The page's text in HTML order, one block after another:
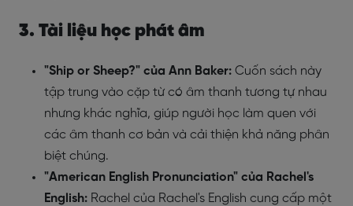
3. Tài liệu học phát âm
"Ship or Sheep?" của Ann Baker: Cuốn sách này
tập trung vào cặp từ có âm thanh tương tự nhau
nhưng khác nghĩa, giúp người học làm quen với
các âm thanh cơ bản và cải thiện khả năng phân
biệt chúng.
"American English Pronunciation" của Rachel's
English: Rachel của Rachel's English cung cấp một